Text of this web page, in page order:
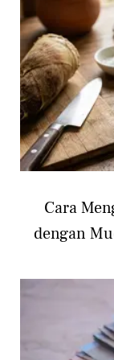
Cara
dengan